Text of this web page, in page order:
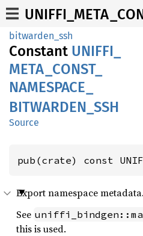
bitwarden_ssh
Constant UNIFFI_
META_ CONST_
NAMESPACE_
BITWARDEN_ SSH
Source
pub(crate) const
Export namespace metadata.
See
this is used.